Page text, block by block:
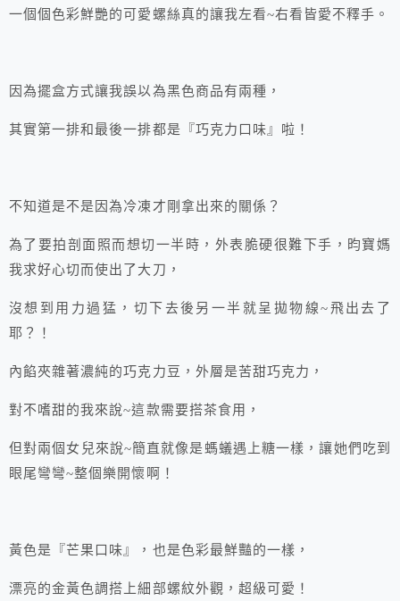
一個個色彩鮮艷的可愛螺絲真的讓我左看~右看皆愛不釋手。
因為擺盒方式讓我誤以為黑色商品有兩種，
其實第一排和最後一排都是『巧克力口味』啦！
不知道是不是因為冷凍才剛拿出來的關係？
為了要拍剖面照而想切一半時，外表脆硬很難下手，昀寶媽
我求好心切而使出了大刀，
沒想到用力過猛，切下去後另一半就呈拋物線~飛出去了
耶？！
內餡夾雜著濃純的巧克力豆，外層是苦甜巧克力，
對不嗜甜的我來說~這款需要搭茶食用，
但對兩個女兒來說~簡直就像是螞蟻遇上糖一樣，讓她們吃到
眼尾彎彎~整個樂開懷啊！
黃色是『芒果口味』，也是色彩最鮮豔的一樣，
漂亮的金黃色調搭上細部螺紋外觀，超級可愛！